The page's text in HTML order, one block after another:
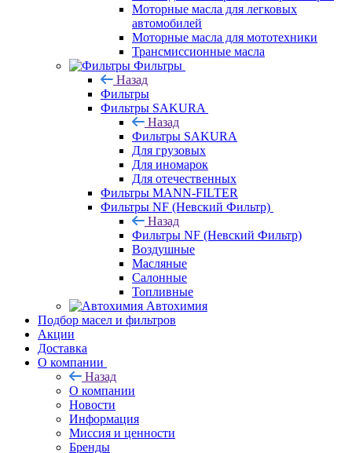
Моторные масла для легковых
автомобилей
Моторные масла для мототехники
Трансмиссионные масла
Фильтры
Назад
Фильтры
Фильтры SAKURA
Назад
Фильтры SAKURA
Для грузовых
Для иномарок
Для отечественных
Фильтры MANN-FILTER
Фильтры NF (Невский Фильтр)
Назад
Фильтры NF (Невский Фильтр)
Воздушные
Масляные
Салонные
Топливные
Автохимия
Подбор масел и фильтров
Акции
Доставка
О компании
Назад
О компании
Новости
Информация
Миссия и ценности
Бренды